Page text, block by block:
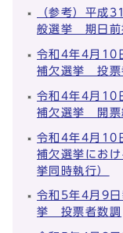
（参考）平成
般選挙 期日前
令和4年4月10
補欠選挙 投票
令和4年4月10
補欠選挙 開票
令和4年4月10
補欠選挙にお
挙同時執行）
令和5年4月9
挙 投票者数調